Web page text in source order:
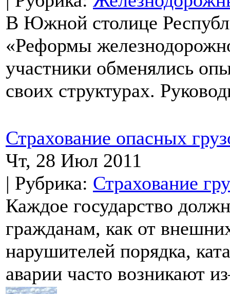
В Южной столице
«Реформы
участники обменялись
своих структурах.
Страхование опасных
Чт, 28 Июл 2011
| Рубрика: Страхование
Каждое государство
гражданам, как от
нарушителей порядка,
аварии часто возникают